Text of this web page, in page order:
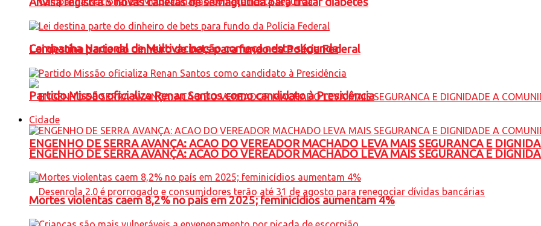
Campanha Nacional de Multivacinação começa nesta segunda
ENGENHO DE SERRA AVANÇA: ACAO DO VEREADOR MACHADO LEVA MAIS SEGURANCA E
Lei destina parte do dinheiro de bets para fundo da Polícia Federal
Partido Missão oficializa Renan Santos como candidato à Presidência
Cidade
ENGENHO DE SERRA AVANÇA: ACAO DO VEREADOR MACHADO LEVA MAIS SEGURANCA E
Mortes violentas caem 8,2% no país em 2025; feminicídios aumentam 4%